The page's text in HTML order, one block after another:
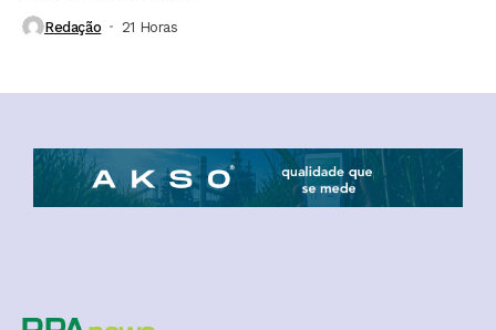
Redação 21 Horas ⁮